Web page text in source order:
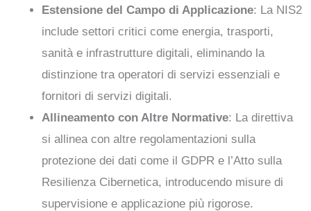
Estensione del Campo di Applicazione: La NIS2
include settori critici come energia, trasporti,
sanità e infrastrutture digitali, eliminando la
distinzione tra operatori di servizi essenziali e
fornitori di servizi digitali.
Allineamento con Altre Normative: La direttiva
si allinea con altre regolamentazioni sulla
protezione dei dati come il GDPR e l’Atto sulla
Resilienza Cibernetica, introducendo misure di
supervisione e applicazione più rigorose.